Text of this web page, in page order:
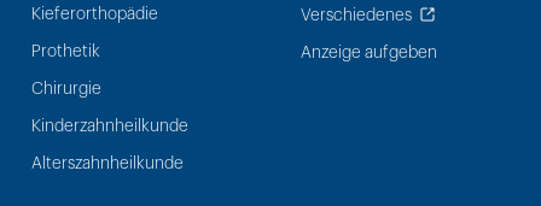
Kieferorthopädie
Prothetik
Chirurgie
Kinderzahnheilkunde
Alterszahnheilkunde
Verschiedenes
Anzeige aufgeben